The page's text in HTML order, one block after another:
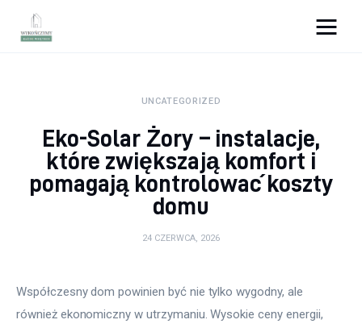
Porady wnętrzarskie
Remont
Kuchnia
Sypialnia
UNCATEGORIZED
Eko-Solar Żory – instalacje,
które zwiększają komfort i
pomagają kontrolować koszty
domu
24 CZERWCA, 2026
Współczesny dom powinien być nie tylko wygodny, ale
również ekonomiczny w utrzymaniu. Wysokie ceny energii,